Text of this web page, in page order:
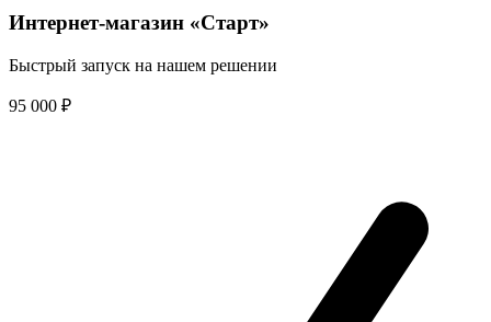
Интернет-магазин «Старт»
Быстрый запуск на нашем решении
95 000 ₽